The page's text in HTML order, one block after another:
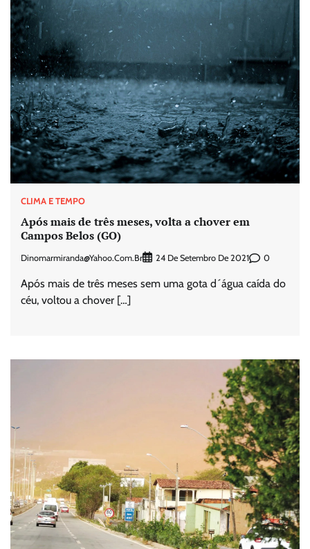
CLIMA E TEMPO
Após mais de três meses, volta a chover em
Campos Belos (GO)
Dinomarmiranda@yahoo.com.br 24 De Setembro De 2021 0
Após mais de três meses sem uma gota d´água caída do
céu, voltou a chover […]